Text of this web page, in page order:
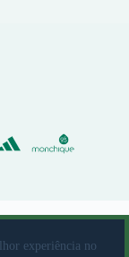
experiência no
porbrandit